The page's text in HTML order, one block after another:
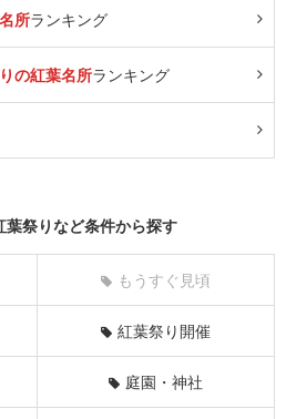
所ランキング
の紅葉名所ランキング
葉祭りなど条件から探す
もうすぐ見頃
紅葉祭り開催
庭園・神社